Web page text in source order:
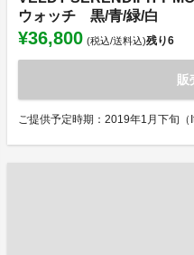
ウォッチ 黒/青/緑/白
¥36,800 (税込/送料込)残り6
販
ご提供予定時期：2019年1月下旬（